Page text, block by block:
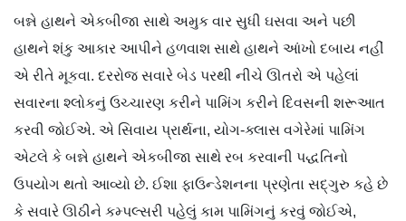
બન્ને હાથને એકબીજા સાથે અમુક વાર સુધી ઘસવા અને પછી
હાથને શંકુ આકાર આપીને હળવાશ સાથે હાથને આંખો દબાય નહીં
એ રીતે મૂકવા. દરરોજ સવારે બેડ પરથી નીચે ઊતરો એ પહેલાં
સવારના શ્લોકનું ઉચ્ચારણ કરીને પામિંગ કરીને દિવસની શરૂઆત
કરવી જોઈએ. એ સિવાય પ્રાર્થના, યોગ-ક્લાસ વગેરેમાં પામિંગ
એટલે કે બન્ને હાથને એકબીજા સાથે રબ કરવાની પદ્ધતિનો
ઉપયોગ થતો આવ્યો છે. ઈશા ફાઉન્ડેશનના પ્રણેતા સદ્ગુરુ કહે છે
કે સવારે ઊઠીને કમ્પલ્સરી પહેલું કામ પામિંગનું કરવું જોઈએ,